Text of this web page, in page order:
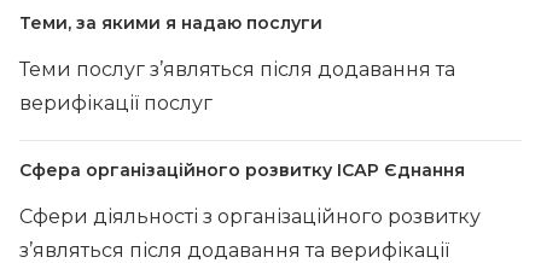
Теми, за якими я надаю послуги
Теми послуг з’являться після додавання та
верифікації послуг
Сфера організаційного розвитку ІСАР Єднання
Сфери діяльності з організаційного розвитку
з’являться після додавання та верифікації